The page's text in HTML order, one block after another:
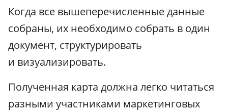
Когда все вышеперечисленные данные
собраны, их необходимо собрать в один
документ, структурировать
и визуализировать.
Полученная карта должна легко читаться
разными участниками маркетинговых